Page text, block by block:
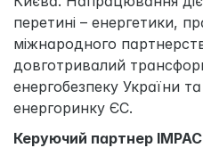
перетині – енергетики,
міжнародного
довготривалий
енергобезпеку України та
енергоринку ЄС.
Керуючий партнер